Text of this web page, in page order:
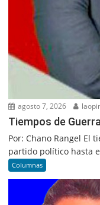
agosto 7, 2026
Tiempos de
Por: Chano Rangel El
partido político hasta
Columnas